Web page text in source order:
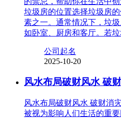
垃圾房的位置选择垃圾房
素之一。通常情况下，垃
如卧室、厨房和客厅。若
公司起名
2025-10-20
风水布局破财风水 破
风水布局破财风水 破财消
被视为影响人们生活的重